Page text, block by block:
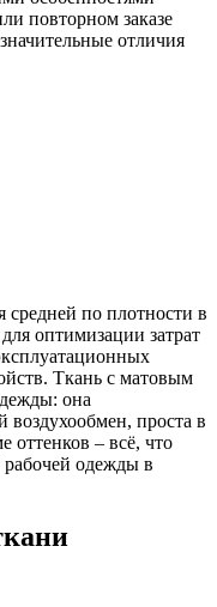
повторном заказе
отличия
средней по плотности в
оптимизации затрат
Ткань с матовым
она
воздухообмен, проста в
оттенков – всё, что
одежды в